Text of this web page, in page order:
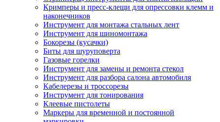
Кримперы и пресс-клещи для опрессовки клемм и
наконечников
Инструмент для монтажа стальных лент
Инструмент для шиномонтажа
Бокорезы (кусачки)
Биты для шуруповерта
Газовые горелки
Инструмент для замены и ремонта стекол
Инструмент для разбора салона автомобиля
Кабелерезы и троссорезы
Инструмент для тонирования
Клеевые пистолеты
Маркеры для временной и постоянной